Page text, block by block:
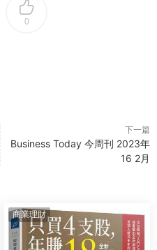
0
下一篇
Business Today 今周刊 2023年
16 2月
商業理財